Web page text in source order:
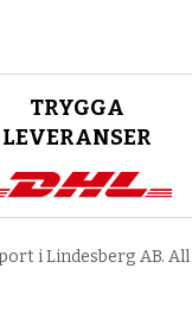
TRYGGA
LEVERANSER
i Lindesberg AB.